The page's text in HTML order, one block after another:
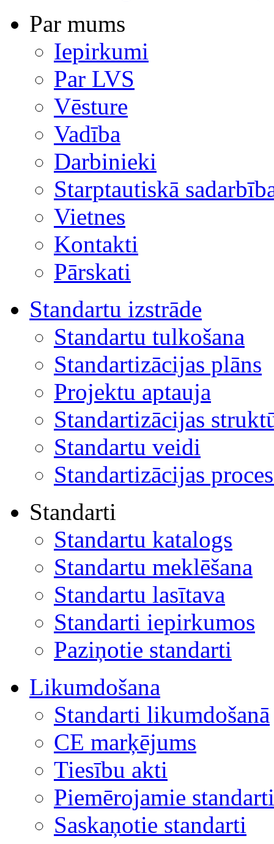
Par mums
Iepirkumi
Par LVS
Vēsture
Vadība
Darbinieki
Starptautiskā
Vietnes
Kontakti
Pārskati
Standartu izstrāde
Standartu tulkošana
Standartizācijas plāns
Projektu aptauja
Standartizācijas
Standartu veidi
Standartizācijas
Standarti
Standartu katalogs
Standartu meklēšana
Standartu lasītava
Standarti iepirkumos
Paziņotie standarti
Likumdošana
Standarti likumdošanā
CE marķējums
Tiesību akti
Piemērojamie standarti
Saskaņotie standarti